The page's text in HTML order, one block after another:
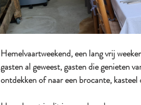
Hemelvaartweekend, een lang vrij
gasten al geweest, gasten die genieten
ontdekken of naar een brocante,